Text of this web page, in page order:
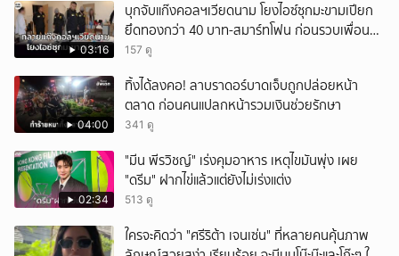
03:16
บุกจับแก๊งคอลฯเวียดนาม โยงไอซ์ซุกมะขามเปียก
ยึดทองกว่า 40 บาท-สมาร์ทโฟน ก่อนรวบเพื่อน
ร่วมทีมหอบเงิน 1.5 แสนติดสินบนคาโรงพัก
157 ดู
04:00
ทิ้งได้ลงคอ! ลาบราดอร์บาดเจ็บถูกปล่อยหน้า
ตลาด ก่อนคนแปลกหน้ารวมเงินช่วยรักษา
341 ดู
02:34
"มีน พีรวิชญ์" เร่งคุมอาหาร เหตุไขมันพุ่ง เผย
"ดรีม" ฝากไข่แล้วแต่ยังไม่เร่งแต่ง
513 ดู
ใครจะคิดว่า "ศรีริต้า เจนเซ่น" ที่หลายคนคุ้นภาพ